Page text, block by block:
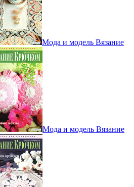
Мода и модель Вязание
Мода и модель Вязание